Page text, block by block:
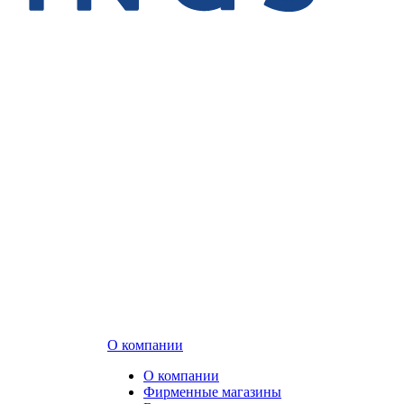
О компании
О компании
Фирменные магазины